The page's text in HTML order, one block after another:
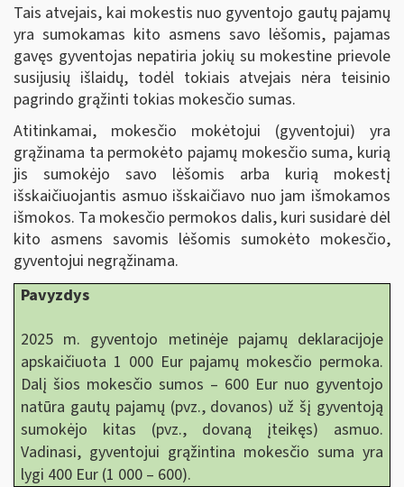
Tais atvejais, kai mokestis nuo gyventojo gautų pajamų
yra sumokamas kito asmens savo lėšomis, pajamas
gavęs gyventojas nepatiria jokių su mokestine prievole
susijusių išlaidų, todėl tokiais atvejais nėra teisinio
pagrindo grąžinti tokias mokesčio sumas.
Atitinkamai, mokesčio mokėtojui (gyventojui) yra
grąžinama ta permokėto pajamų mokesčio suma, kurią
jis sumokėjo savo lėšomis arba kurią mokestį
išskaičiuojantis asmuo išskaičiavo nuo jam išmokamos
išmokos. Ta mokesčio permokos dalis, kuri susidarė dėl
kito asmens savomis lėšomis sumokėto mokesčio,
gyventojui negrąžinama.
Pavyzdys
2025 m. gyventojo metinėje pajamų deklaracijoje
apskaičiuota 1 000 Eur pajamų mokesčio permoka.
Dalį šios mokesčio sumos – 600 Eur nuo gyventojo
natūra gautų pajamų (pvz., dovanos) už šį gyventoją
sumokėjo kitas (pvz., dovaną įteikęs) asmuo.
Vadinasi, gyventojui grąžintina mokesčio suma yra
lygi 400 Eur (1 000 – 600).